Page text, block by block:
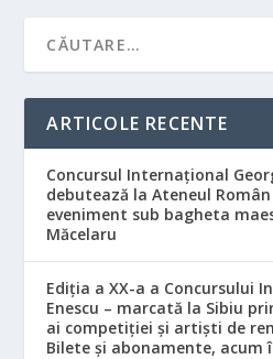
ARTICOLE RECENTE
Concursul Internațional
debutează la Ateneul
eveniment sub bagheta
Măcelaru
Ediția a XX-a a Concursului
Enescu – marcată la Sibiu
ai competiției și artiști de
Bilete și abonamente, acum